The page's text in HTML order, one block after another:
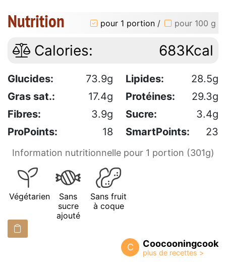
Nutrition pour 1 portion / pour 100 g
Calories: 683Kcal
Glucides: 73.9g Lipides:
28.5g
Gras sat.:
17.4g Protéines:
29.3g
Fibres:
3.9g Sucre:
3.4g
ProPoints:
18 SmartPoints: 23
Information nutritionnelle pour 1 portion (301g)
Végétarien
Sans
sucre
ajouté
Sans fruit
à coque
C Coocooningcook